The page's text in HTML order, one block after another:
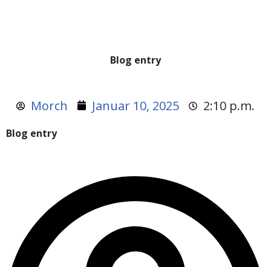
Blog entry
Morch Januar 10, 2025 2:10 p.m.
Blog entry